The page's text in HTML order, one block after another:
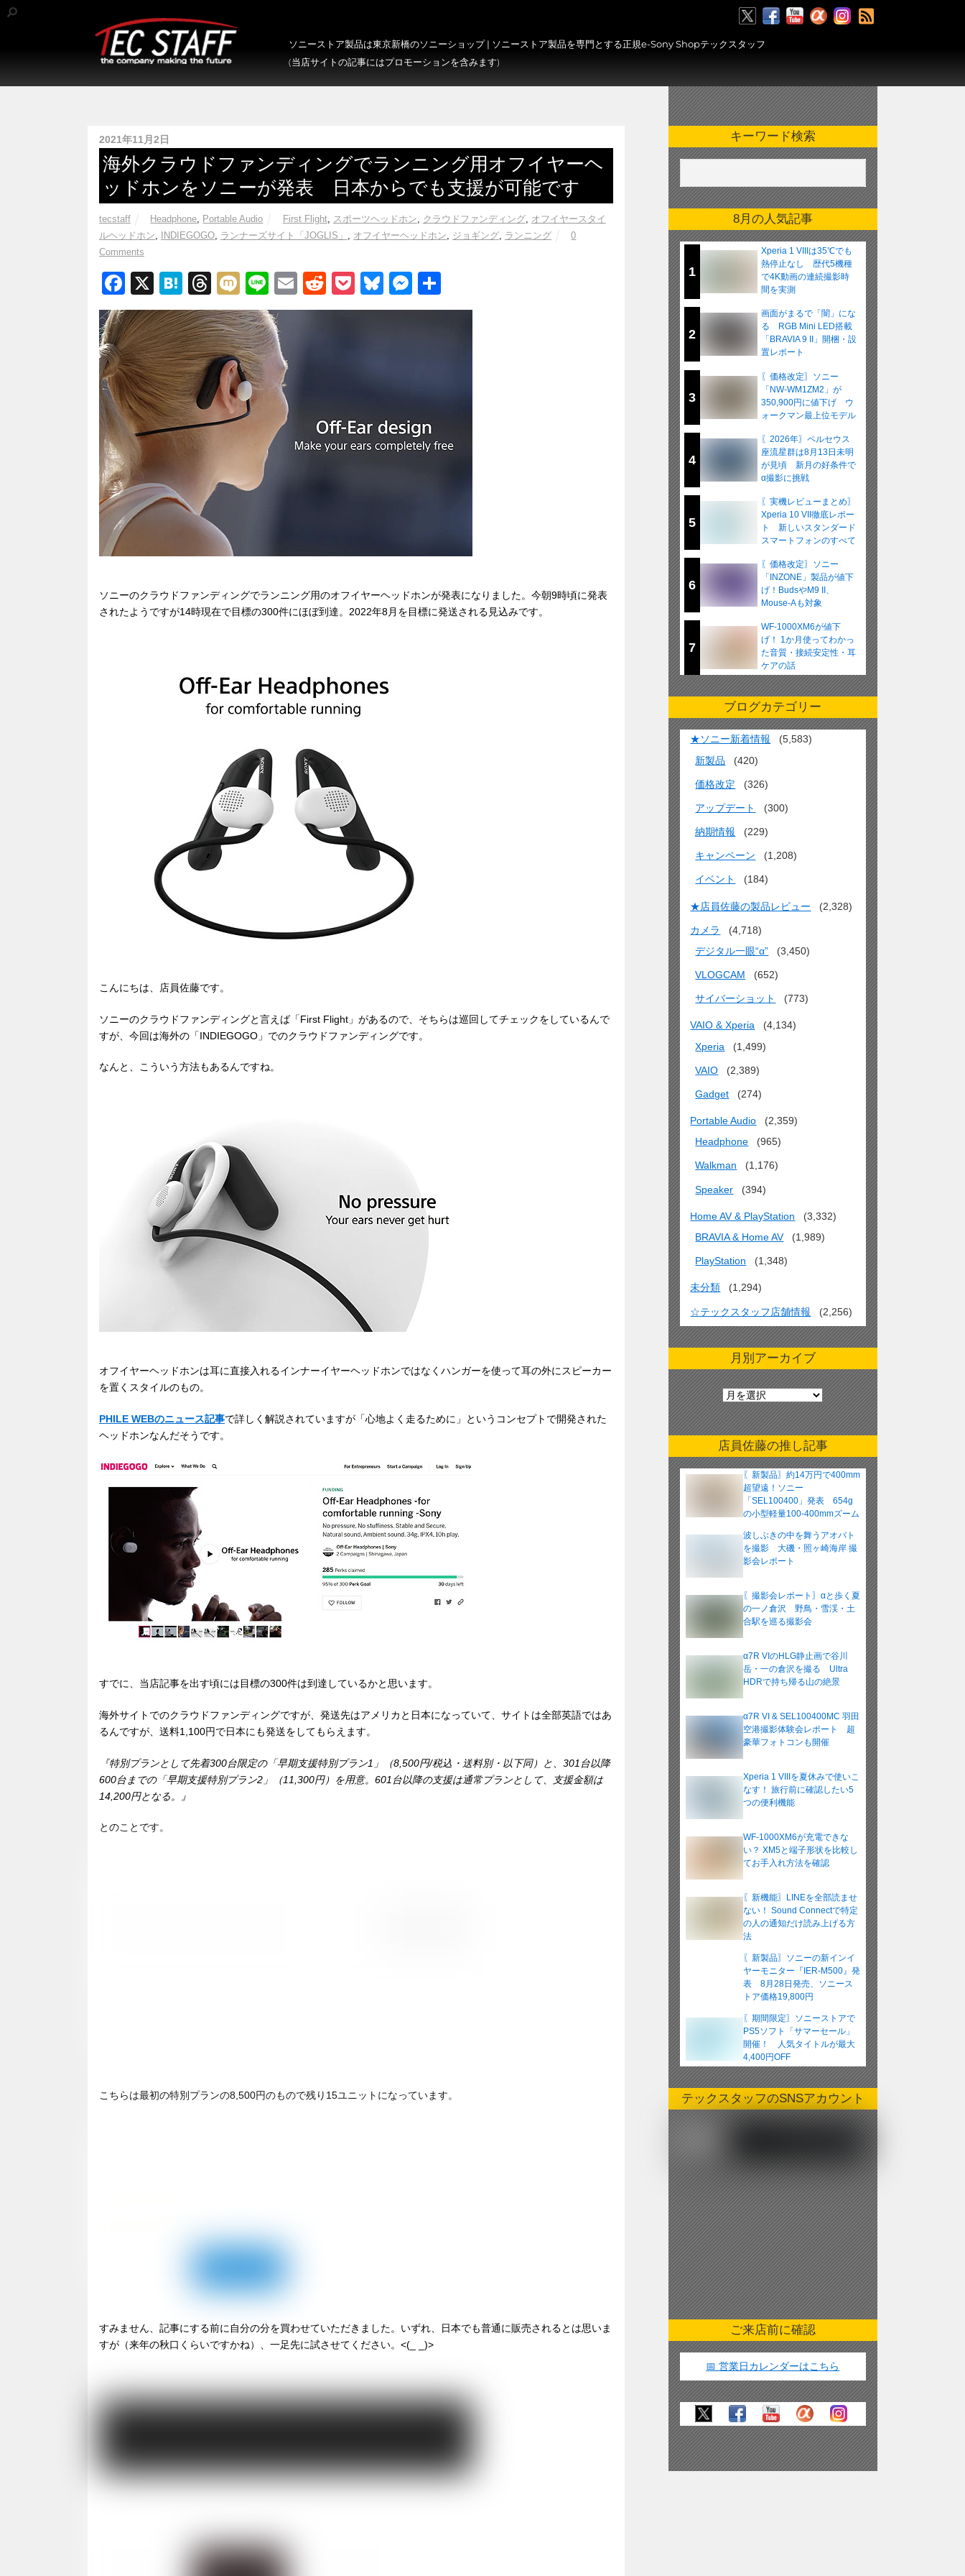
ソニーストア製品は東京新橋のソニーショップ | ソニーストア製品を専門とする正規e-Sony Shopテックスタッフ
(当店サイトの記事にはプロモーションを含みます)
2021年11月2日
海外クラウドファンディングでランニング用オフイヤーヘ
ッドホンをソニーが発表 日本からでも支援が可能です
tecstaff Headphone, Portable Audio First Flight, スポーツヘッドホン, クラウドファンディング, オフイヤースタイ
ルヘッドホン, INDIEGOGO, ランナーズサイト「JOGLIS」 , オフイヤーヘッドホン, ジョギング, ランニング
0
Comments
F
a
c
e
b
o
o
k
X
H
at
e
n
a
T
hr
e
a
d
s
M
ixi
Li
n
e
E
m
R
e
P
o
Bl
u
M
e
er
有
ソニーのクラウドファンディングでランニング用のオフイヤーヘッドホンが発表になりました。今朝9時頃に発表
されたようですが14時現在で目標の300件にほぼ到達。2022年8月を目標に発送される見込みです。
こんにちは、店員佐藤です。
ソニーのクラウドファンディングと言えば「First Flight」があるので、そちらは巡回してチェックをしているんで
すが、今回は海外の「INDIEGOGO」でのクラウドファンディングです。
なんと、こういう方法もあるんですね。
オフイヤーヘッドホンは耳に直接入れるインナーイヤーヘッドホンではなくハンガーを使って耳の外にスピーカー
を置くスタイルのもの。
PHILE WEBのニュース記事で詳しく解説されていますが「心地よく走るために」というコンセプトで開発された
ヘッドホンなんだそうです。
すでに、当店記事を出す頃には目標の300件は到達しているかと思います。
海外サイトでのクラウドファンディングですが、発送先はアメリカと日本になっていて、サイトは全部英語ではあ
るんですが、送料1,100円で日本にも発送をしてもらえます。
『特別プランとして先着300台限定の「早期支援特別プラン1」（8,500円/税込・送料別・以下同）と、301台以降
600台までの「早期支援特別プラン2」（11,300円）を用意。601台以降の支援は通常プランとして、支援金額は
14,200円となる。』
とのことです。
こちらは最初の特別プランの8,500円のもので残り15ユニットになっています。
すみません、記事にする前に自分の分を買わせていただきました。いずれ、日本でも普通に販売されるとは思いま
すが（来年の秋口くらいですかね）、一足先に試させてください。<(_ _)>
キーワード検索
8月の人気記事
1
Xperia 1 VIIIは35℃でも
熱停止なし 歴代5機種
で4K動画の連続撮影時
間を実測
2
画面がまるで「闇」にな
る RGB Mini LED搭載
「BRAVIA 9 II」開梱・設
置レポート
3
〖価格改定〗ソニー
「NW-WM1ZM2」が
350,900円に値下げ ウ
ォークマン最上位モデル
4
〖2026年〗ペルセウス
座流星群は8月13日未明
が見頃 新月の好条件で
α撮影に挑戦
5
〖実機レビューまとめ〗
Xperia 10 VII徹底レポー
ト 新しいスタンダード
スマートフォンのすべて
6
〖価格改定〗ソニー
「INZONE」製品が値下
げ！BudsやM9 II、
Mouse-Aも対象
7
WF-1000XM6が値下
げ！ 1か月使ってわかっ
た音質・接続安定性・耳
ケアの話
ブログカテゴリー
★ソニー新着情報
(5,583)
新製品
(420)
価格改定 (326)
アップデート (300)
納期情報 (229)
キャンペーン (1,208)
イベント (184)
★店員佐藤の製品レビュー (2,328)
カメラ
(4,718)
デジタル一眼“α”
(3,450)
VLOGCAM (652)
サイバーショット (773)
VAIO & Xperia
(4,134)
Xperia
(1,499)
VAIO (2,389)
Gadget (274)
Portable Audio
(2,359)
Headphone
(965)
Walkman (1,176)
Speaker (394)
Home AV & PlayStation
(3,332)
BRAVIA & Home AV
(1,989)
PlayStation (1,348)
未分類 (1,294)
☆テックスタッフ店舗情報 (2,256)
月別アーカイブ
月
別
ア
ー
カ
イ
店員佐藤の推し記事
〖新製品〗約14万円で400mm
超望遠！ソニー
「SEL100400」発表 654g
の小型軽量100-400mmズーム
波しぶきの中を舞うアオバト
を撮影 大磯・照ヶ崎海岸 撮
影会レポート
〖撮影会レポート〗αと歩く夏
の一ノ倉沢 野鳥・雪渓・土
合駅を巡る撮影会
α7R VIのHLG静止画で谷川
岳・一の倉沢を撮る Ultra
HDRで持ち帰る山の絶景
α7R VI & SEL100400MC 羽田
空港撮影体験会レポート 超
豪華フォトコンも開催
Xperia 1 VIIIを夏休みで使いこ
なす！ 旅行前に確認したい5
つの便利機能
WF-1000XM6が充電できな
い？ XM5と端子形状を比較し
てお手入れ方法を確認
〖新機能〗LINEを全部読ませ
ない！ Sound Connectで特定
の人の通知だけ読み上げる方
法
〖新製品〗ソニーの新インイ
ヤーモニター『IER-M500』発
表 8月28日発売、ソニース
トア価格19,800円
〖期間限定〗ソニーストアで
PS5ソフト「サマーセール」
開催！ 人気タイトルが最大
4,400円OFF
テックスタッフのSNSアカウント
ご来店前に確認
📅 営業日カレンダーはこちら